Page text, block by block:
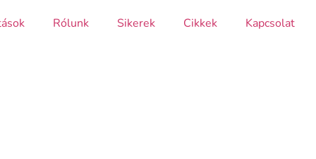
Rólunk Sikerek Cikkek Kapcsolat